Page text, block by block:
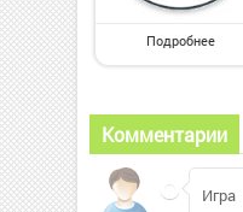
Подробнее
Комментарии